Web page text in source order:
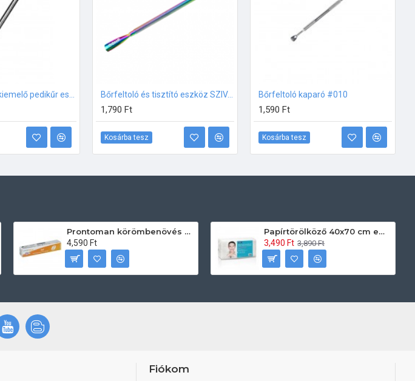
Bőrfeltoló és tisztító eszköz SZIVÁRVÁNY Ocho Nails
1,790 Ft
Kosárba tesz
Bőrfeltoló kaparó #010
1,590 Ft
Kosárba tesz
Prontoman körömbenövés kezelő gél tamponáláshoz 20 ml
4,590 Ft
Papírtörölköző 40x70 cm egyszerhasználatos 60db/csomag
3,490 Ft 3,890 Ft
Fiókom